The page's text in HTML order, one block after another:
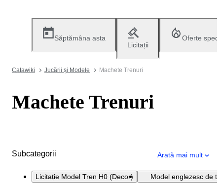
Săptămâna asta
Licitații
Oferte
Catawiki Jucării și Modele Machete Trenuri
Machete Trenuri
Subcategorii Arată mai mult
Licitație Model Tren H0 (Decor) Model englezesc de